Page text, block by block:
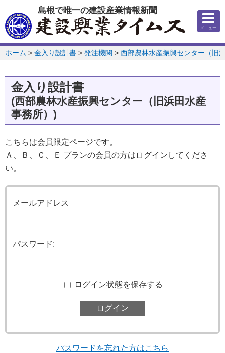
このページの本文へ
島根で唯一の建設産業情報新聞
メニュー
このページの位置:
ホーム > 金入り設計書 > 発注機関 > 西部農林水産振興センター（旧
金入り設計書
(西部農林水産振興センター（旧浜田水産
事務所）)
こちらは会員限定ページです。
Ａ、Ｂ、Ｃ、Ｅ プランの会員の方はログインしてくださ
い。
メールアドレス
パスワード:
ログイン状態を保存する
パスワードを忘れた方はこちら